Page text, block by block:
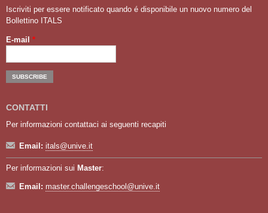
Iscriviti per essere notificato quando é disponibile un nuovo numero del
Bollettino ITALS
E-mail *
CONTATTI
Per informazioni contattaci ai seguenti recapiti
Email: itals@unive.it
Per informazioni sui Master:
Email: master.challengeschool@unive.it